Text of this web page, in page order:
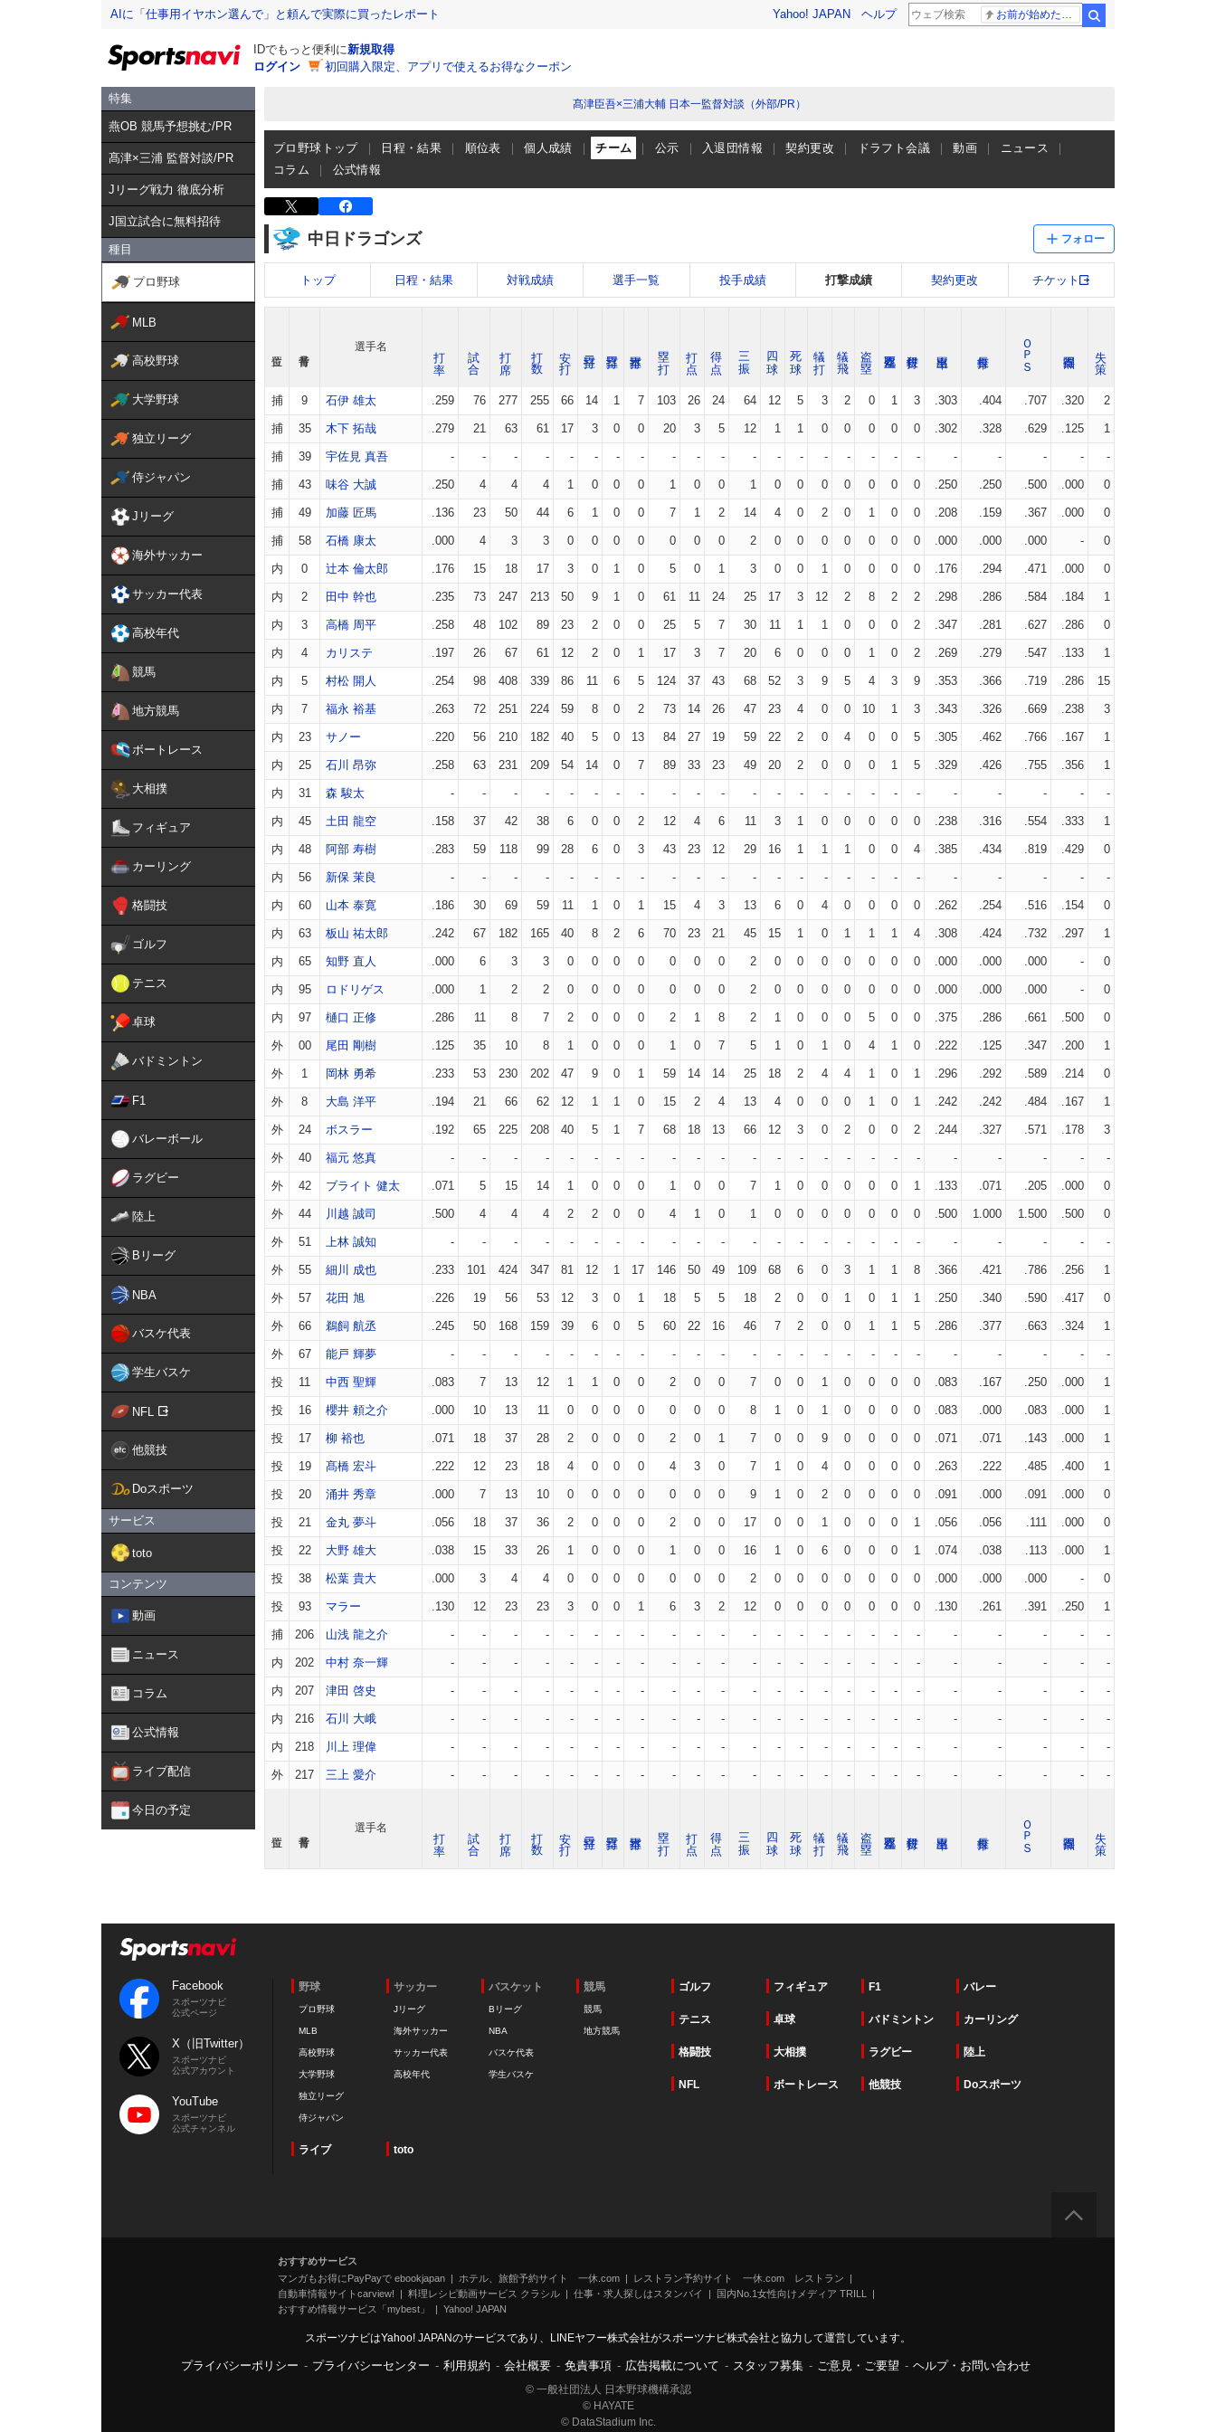
AIに「仕事用イヤホン選んで」と頼んで実際に買ったレポート Yahoo! JAPAN ヘルプ
IDでもっと便利に新規取得
ログイン
初回購入限定、アプリで使えるお得なクーポン
特集
燕OB 競馬予想挑む/PR
髙津×三浦 監督対談/PR
Jリーグ戦力 徹底分析
J国立試合に無料招待
種目
プロ野球
MLB
高校野球
大学野球
独立リーグ
侍ジャパン
Jリーグ
海外サッカー
サッカー代表
高校年代
競馬
地方競馬
ボートレース
大相撲
フィギュア
カーリング
格闘技
ゴルフ
テニス
卓球
バドミントン
F1
バレーボール
ラグビー
陸上
Bリーグ
NBA
バスケ代表
学生バスケ
NFL
他競技
Doスポーツ
サービス
toto
コンテンツ
動画
ニュース
コラム
公式情報
ライブ配信
今日の予定
髙津臣吾×三浦大輔 日本一監督対談（外部/PR）
プロ野球トップ 日程・結果 順位表 個人成績 チーム 公示 入退団情報 契約更改 ドラフト会議 動画
ニュース
コラム
公式情報
中日ドラゴンズ フォロー
トップ 日程・結果 対戦成績 選手一覧 投手成績 打撃成績 契約更改 チケット
選手名 ＯＰＳ
捕 9 石伊 雄太 .259 76 277 255 66 14 1 7 103 26 24 64 12 5 3 2 0 1 3 .303 .404 .707 .320 2
捕 35 木下 拓哉 .279 21 63 61 17 3 0 0 20 3 5 12 1 1 0 0 0 0 0 .302 .328 .629 .125 1
捕 39 宇佐見 真吾 - - - - - - - - - - - - - - - - - - - - - - - -
捕 43 味谷 大誠 .250 4 4 4 1 0 0 0 1 0 0 1 0 0 0 0 0 0 0 .250 .250 .500 .000 0
捕 49 加藤 匠馬 .136 23 50 44 6 1 0 0 7 1 2 14 4 0 2 0 1 0 0 .208 .159 .367 .000 0
捕 58 石橋 康太 .000 4 3 3 0 0 0 0 0 0 0 2 0 0 0 0 0 0 0 .000 .000 .000 - 0
内 0 辻本 倫太郎 .176 15 18 17 3 0 1 0 5 0 1 3 0 0 1 0 0 0 0 .176 .294 .471 .000 0
内 2 田中 幹也 .235 73 247 213 50 9 1 0 61 11 24 25 17 3 12 2 8 2 2 .298 .286 .584 .184 1
内 3 高橋 周平 .258 48 102 89 23 2 0 0 25 5 7 30 11 1 1 0 0 0 2 .347 .281 .627 .286 0
内 4 カリステ .197 26 67 61 12 2 0 1 17 3 7 20 6 0 0 0 1 0 2 .269 .279 .547 .133 1
内 5 村松 開人 .254 98 408 339 86 11 6 5 124 37 43 68 52 3 9 5 4 3 9 .353 .366 .719 .286 15
内 7 福永 裕基 .263 72 251 224 59 8 0 2 73 14 26 47 23 4 0 0 10 1 3 .343 .326 .669 .238 3
内 23 サノー .220 56 210 182 40 5 0 13 84 27 19 59 22 2 0 4 0 0 5 .305 .462 .766 .167 1
内 25 石川 昂弥 .258 63 231 209 54 14 0 7 89 33 23 49 20 2 0 0 0 1 5 .329 .426 .755 .356 1
内 31 森 駿太 - - - - - - - - - - - - - - - - - - - - - - - -
内 45 土田 龍空 .158 37 42 38 6 0 0 2 12 4 6 11 3 1 0 0 0 0 0 .238 .316 .554 .333 1
内 48 阿部 寿樹 .283 59 118 99 28 6 0 3 43 23 12 29 16 1 1 1 0 0 4 .385 .434 .819 .429 0
内 56 新保 茉良 - - - - - - - - - - - - - - - - - - - - - - - -
内 60 山本 泰寛 .186 30 69 59 11 1 0 1 15 4 3 13 6 0 4 0 0 0 0 .262 .254 .516 .154 0
内 63 板山 祐太郎 .242 67 182 165 40 8 2 6 70 23 21 45 15 1 0 1 1 1 4 .308 .424 .732 .297 1
内 65 知野 直人 .000 6 3 3 0 0 0 0 0 0 0 2 0 0 0 0 0 0 0 .000 .000 .000 - 0
内 95 ロドリゲス .000 1 2 2 0 0 0 0 0 0 0 2 0 0 0 0 0 0 0 .000 .000 .000 - 0
内 97 樋口 正修 .286 11 8 7 2 0 0 0 2 1 8 2 1 0 0 0 5 0 0 .375 .286 .661 .500 0
外 00 尾田 剛樹 .125 35 10 8 1 0 0 0 1 0 7 5 1 0 1 0 4 1 0 .222 .125 .347 .200 1
外 1 岡林 勇希 .233 53 230 202 47 9 0 1 59 14 14 25 18 2 4 4 1 0 1 .296 .292 .589 .214 0
外 8 大島 洋平 .194 21 66 62 12 1 1 0 15 2 4 13 4 0 0 0 1 0 1 .242 .242 .484 .167 1
外 24 ボスラー .192 65 225 208 40 5 1 7 68 18 13 66 12 3 0 2 0 0 2 .244 .327 .571 .178 3
外 40 福元 悠真 - - - - - - - - - - - - - - - - - - - - - - - -
外 42 ブライト 健太 .071 5 15 14 1 0 0 0 1 0 0 7 1 0 0 0 0 0 1 .133 .071 .205 .000 0
外 44 川越 誠司 .500 4 4 4 2 2 0 0 4 1 0 1 0 0 0 0 0 0 0 .500 1.000 1.500 .500 0
外 51 上林 誠知 - - - - - - - - - - - - - - - - - - - - - - - -
外 55 細川 成也 .233 101 424 347 81 12 1 17 146 50 49 109 68 6 0 3 1 1 8 .366 .421 .786 .256 1
外 57 花田 旭 .226 19 56 53 12 3 0 1 18 5 5 18 2 0 0 1 0 1 1 .250 .340 .590 .417 0
外 66 鵜飼 航丞 .245 50 168 159 39 6 0 5 60 22 16 46 7 2 0 0 1 1 5 .286 .377 .663 .324 1
外 67 能戸 輝夢 - - - - - - - - - - - - - - - - - - - - - - - -
投 11 中西 聖輝 .083 7 13 12 1 1 0 0 2 0 0 7 0 0 1 0 0 0 0 .083 .167 .250 .000 1
投 16 櫻井 頼之介 .000 10 13 11 0 0 0 0 0 0 0 8 1 0 1 0 0 0 0 .083 .000 .083 .000 1
投 17 柳 裕也 .071 18 37 28 2 0 0 0 2 0 1 7 0 0 9 0 0 0 0 .071 .071 .143 .000 1
投 19 髙橋 宏斗 .222 12 23 18 4 0 0 0 4 3 0 7 1 0 4 0 0 0 0 .263 .222 .485 .400 1
投 20 涌井 秀章 .000 7 13 10 0 0 0 0 0 0 0 9 1 0 2 0 0 0 0 .091 .000 .091 .000 0
投 21 金丸 夢斗 .056 18 37 36 2 0 0 0 2 0 0 17 0 0 1 0 0 0 1 .056 .056 .111 .000 0
投 22 大野 雄大 .038 15 33 26 1 0 0 0 1 0 0 16 1 0 6 0 0 0 1 .074 .038 .113 .000 1
投 38 松葉 貴大 .000 3 4 4 0 0 0 0 0 0 0 2 0 0 0 0 0 0 0 .000 .000 .000 - 0
投 93 マラー .130 12 23 23 3 0 0 1 6 3 2 12 0 0 0 0 0 0 0 .130 .261 .391 .250 1
捕 206 山浅 龍之介 - - - - - - - - - - - - - - - - - - - - - - - -
内 202 中村 奈一輝 - - - - - - - - - - - - - - - - - - - - - - - -
内 207 津田 啓史 - - - - - - - - - - - - - - - - - - - - - - - -
内 216 石川 大峨 - - - - - - - - - - - - - - - - - - - - - - - -
内 218 川上 理偉 - - - - - - - - - - - - - - - - - - - - - - - -
外 217 三上 愛介 - - - - - - - - - - - - - - - - - - - - - - - -
選手名 ＯＰＳ
Facebook
スポーツナビ
公式ページ
X（旧Twitter）
スポーツナビ
公式アカウント
YouTube
スポーツナビ
公式チャンネル
野球
プロ野球
MLB
高校野球
大学野球
独立リーグ
侍ジャパン
サッカー
Jリーグ
海外サッカー
サッカー代表
高校年代
バスケット
Bリーグ
NBA
バスケ代表
学生バスケ
競馬
競馬
地方競馬
ゴルフ フィギュア F1 バレー
テニス 卓球 バドミントン カーリング
格闘技 大相撲 ラグビー 陸上
NFL ボートレース 他競技 Doスポーツ
ライブ toto
おすすめサービス
マンガもお得にPayPayで ebookjapan
ホテル、旅館予約サイト 一休.com
レストラン予約サイト 一休.com レストラン
自動車情報サイトcarview!
料理レシピ動画サービス クラシル 仕事・求人探しはスタンバイ
国内No.1女性向けメディア TRILL
おすすめ情報サービス「mybest」
Yahoo! JAPAN
スポーツナビはYahoo! JAPANのサービスであり、LINEヤフー株式会社がスポーツナビ株式会社と協力して運営しています。
プライバシーポリシー - プライバシーセンター - 利用規約 - 会社概要 - 免責事項 - 広告掲載について - スタッフ募集 - ご意見・ご要望 - ヘルプ・お問い合わせ
© 一般社団法人 日本野球機構承認
© HAYATE
© DataStadium Inc.